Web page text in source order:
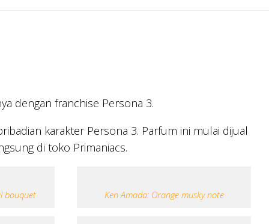
dengan franchise Persona 3.
karakter Persona 3. Parfum ini mulai dijual
di toko Primaniacs.
bouquet Ken Amada: Orange musky note